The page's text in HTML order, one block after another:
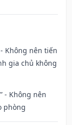
Không nên tiến
gia chủ không
- Không nên
phòng